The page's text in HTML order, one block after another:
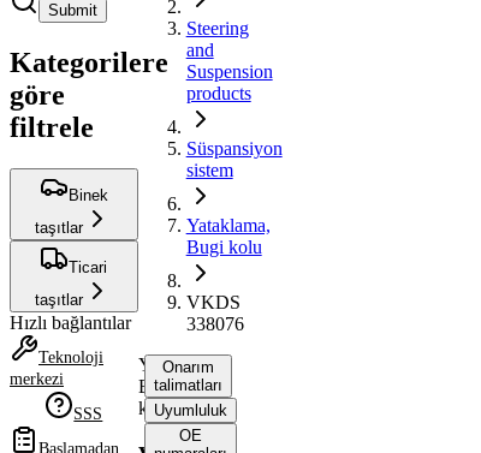
Submit
Kategorilere
göre
filtrele
Binek
taşıtlar
Ticari
taşıtlar
Hızlı bağlantılar
Teknoloji
merkezi
SSS
Başlamadan
Steering
and
Suspension
products
Süspansiyon
sistem
Yataklama,
Bugi kolu
VKDS
338076
Yataklama,
Bugi
kolu
Onarım
talimatları
Uyumluluk
OE